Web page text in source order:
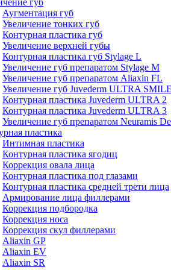
губ
Аугментация губ
Увеличение тонких губ
Контурная пластика губ
Увеличение верхней губы
Контурная пластика губ Stylage L
Увеличение губ препаратом Stylage M
Увеличение губ препаратом Aliaxin FL
Увеличение губ Juvederm ULTRA
Контурная пластика Juvederm ULTRA 2
Контурная пластика Juvederm ULTRA 3
Увеличение губ препаратом Neuramis
пластика
Интимная пластика
Контурная пластика ягодиц
Коррекция овала лица
Контурная пластика под глазами
Контурная пластика средней трети лица
Армирование лица филлерами
Коррекция подбородка
Коррекция носа
Коррекция скул филлерами
Aliaxin GP
Aliaxin EV
Aliaxin SR